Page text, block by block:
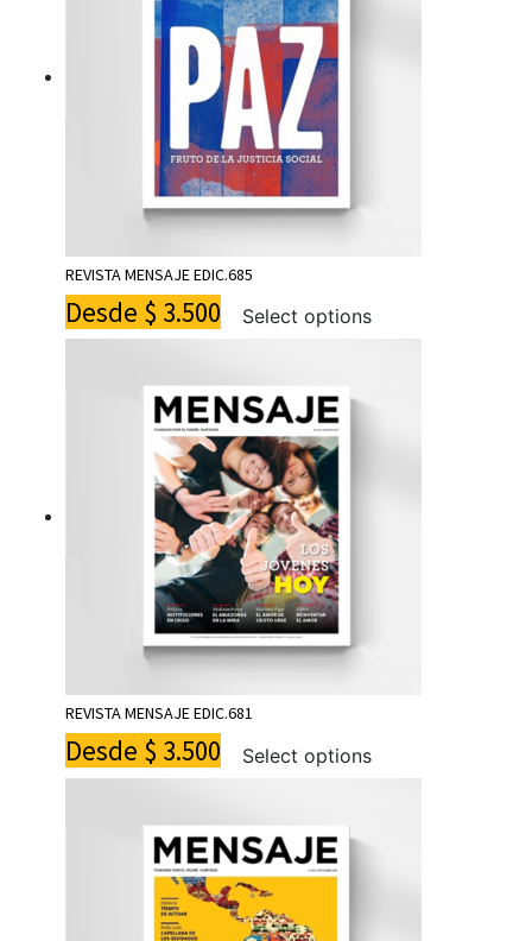
REVISTA MENSAJE EDIC.685
Desde $ 3.500 Select options
REVISTA MENSAJE EDIC.681
Desde $ 3.500 Select options